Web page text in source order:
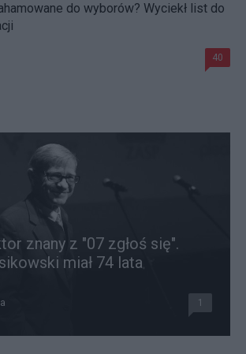
do wyborów? Wyciekł list do
40
znany z "07 zgłoś się".
miał 74 lata
1